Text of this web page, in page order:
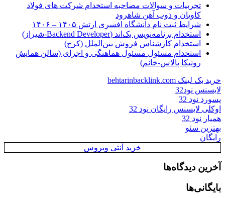
تجربیات و سوالات مصاحبه استخدام شرکت های فولاد
کاویان و ذوب آهن شاهرود
شرایط ثبت نام دانشگاه افسری ارتش ۱۴۰۵ – ۱۴۰۶
استخدام برنامه‌نویس بک‌اند (Backend Developer-شیراز)
استخدام کارشناس فروش بین‌الملل (کرج)
استخدام مسئول مسئول هماهنگی و اجرای (سالن همایش
رونیکا پالاس-خانم)
خرید بک لینک behtarinbacklink.com
لایسنس نود32
پسورد نود 32
اوکلی لایسنس رایگان نود 32
همیار نود 32
بهترین سئو
رایگان
خرید آنتی ویروس
آخرین دیدگاه‌ها
بایگانی‌ها